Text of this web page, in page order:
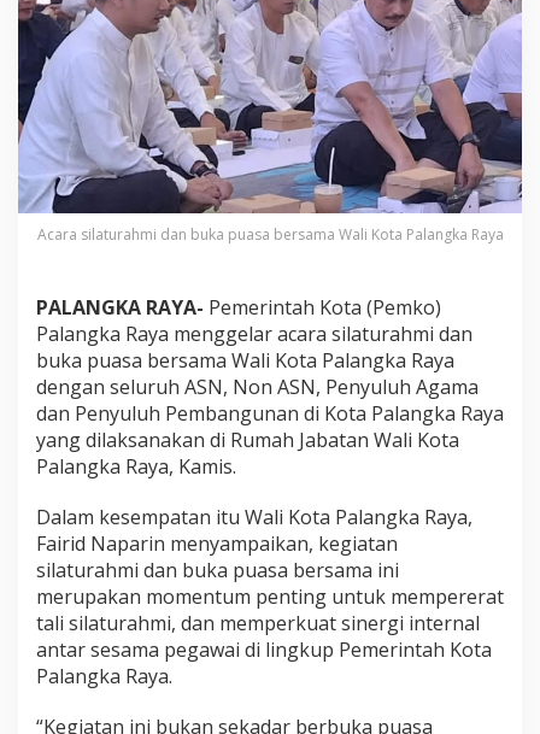
Acara silaturahmi dan buka puasa bersama Wali Kota Palangka Raya
PALANGKA RAYA- Pemerintah Kota (Pemko)
Palangka Raya menggelar acara silaturahmi dan
buka puasa bersama Wali Kota Palangka Raya
dengan seluruh ASN, Non ASN, Penyuluh Agama
dan Penyuluh Pembangunan di Kota Palangka Raya
yang dilaksanakan di Rumah Jabatan Wali Kota
Palangka Raya, Kamis.
Dalam kesempatan itu Wali Kota Palangka Raya,
Fairid Naparin menyampaikan, kegiatan
silaturahmi dan buka puasa bersama ini
merupakan momentum penting untuk mempererat
tali silaturahmi, dan memperkuat sinergi internal
antar sesama pegawai di lingkup Pemerintah Kota
Palangka Raya.
“Kegiatan ini bukan sekadar berbuka puasa